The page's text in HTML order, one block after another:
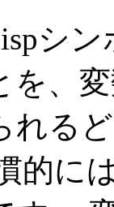
シ
を、
れる
的に